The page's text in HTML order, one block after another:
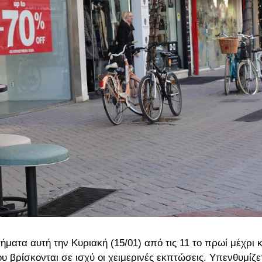
αυτή την Κυριακή (15/01) από τις 11 το πρωί μέχρι
σε ισχύ οι χειμερινές εκπτώσεις.